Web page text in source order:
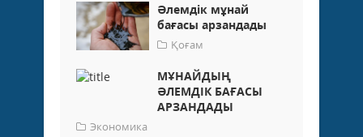
Әлемдік мұнай
бағасы арзандады
Қоғам
МҰНАЙДЫҢ
ӘЛЕМДІК БАҒАСЫ
АРЗАНДАДЫ
Экономика